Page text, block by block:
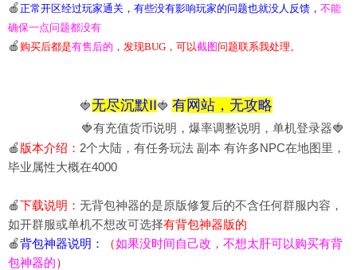
🍎正常开区经过玩家通关 ， 有些没有影响玩家的问题也就没人反馈， 不能
确保一点问题都没有
🍎 购买后都是有售后的 ，发现BUG，可以截图 问题联系我处理。
🍓无尽沉默II🍓 有网站，无攻略
🍓有充值货币说明，爆率调整说明，单机登录器🍓
🍎版本介绍： 2个大陆，有任务玩法 副本 有许多NPC在地图里，
毕业属性大概在4000
🍎下载说明： 无背包神器的是原版修复后的不含任何群服内容，
如开群服或单机不想改可选择有背包神器版的
🍎背包神器说明： （如果没时间自己改，不想太肝可以购买有背
包神器的）